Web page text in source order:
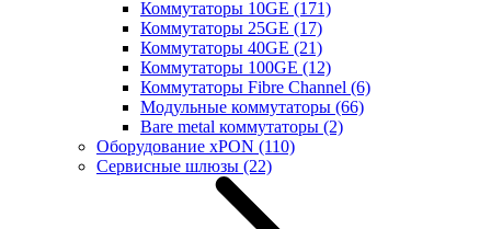
Коммутаторы 10GE (171)
Коммутаторы 25GE (17)
Коммутаторы 40GE (21)
Коммутаторы 100GE (12)
Коммутаторы Fibre Channel (6)
Модульные коммутаторы (66)
Bare metal коммутаторы (2)
Оборудование xPON (110)
Сервисные шлюзы (22)